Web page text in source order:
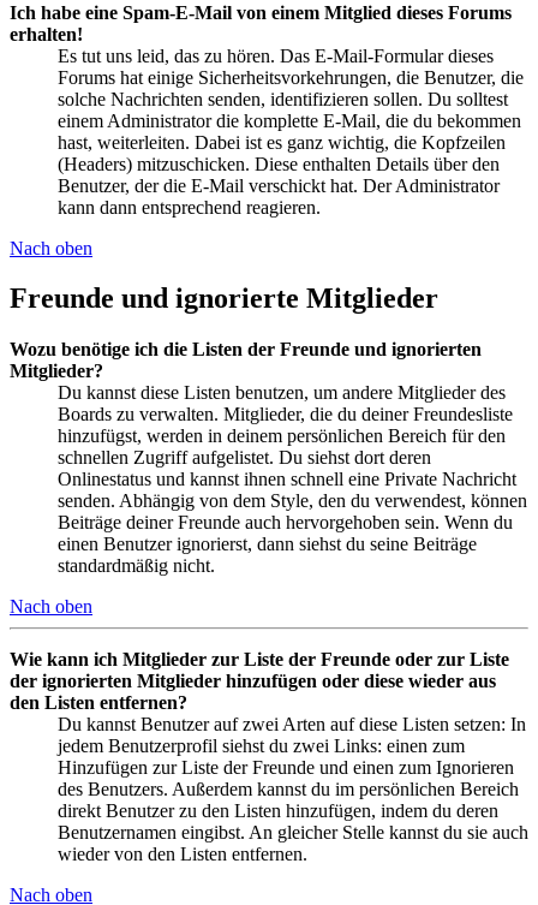
Ich habe eine Spam-E-Mail von einem Mitglied dieses Forums
erhalten!
Es tut uns leid, das zu hören. Das E-Mail-Formular dieses
Forums hat einige Sicherheitsvorkehrungen, die Benutzer, die
solche Nachrichten senden, identifizieren sollen. Du solltest
einem Administrator die komplette E-Mail, die du bekommen
hast, weiterleiten. Dabei ist es ganz wichtig, die Kopfzeilen
(Headers) mitzuschicken. Diese enthalten Details über den
Benutzer, der die E-Mail verschickt hat. Der Administrator
kann dann entsprechend reagieren.
Nach oben
Freunde und ignorierte Mitglieder
Wozu benötige ich die Listen der Freunde und ignorierten
Mitglieder?
Du kannst diese Listen benutzen, um andere Mitglieder des
Boards zu verwalten. Mitglieder, die du deiner Freundesliste
hinzufügst, werden in deinem persönlichen Bereich für den
schnellen Zugriff aufgelistet. Du siehst dort deren
Onlinestatus und kannst ihnen schnell eine Private Nachricht
senden. Abhängig von dem Style, den du verwendest, können
Beiträge deiner Freunde auch hervorgehoben sein. Wenn du
einen Benutzer ignorierst, dann siehst du seine Beiträge
standardmäßig nicht.
Nach oben
Wie kann ich Mitglieder zur Liste der Freunde oder zur Liste
der ignorierten Mitglieder hinzufügen oder diese wieder aus
den Listen entfernen?
Du kannst Benutzer auf zwei Arten auf diese Listen setzen: In
jedem Benutzerprofil siehst du zwei Links: einen zum
Hinzufügen zur Liste der Freunde und einen zum Ignorieren
des Benutzers. Außerdem kannst du im persönlichen Bereich
direkt Benutzer zu den Listen hinzufügen, indem du deren
Benutzernamen eingibst. An gleicher Stelle kannst du sie auch
wieder von den Listen entfernen.
Nach oben